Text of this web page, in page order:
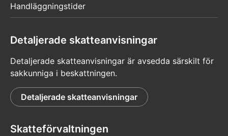
Handläggningstider
Detaljerade skatteanvisningar
Detaljerade skatteanvisningar är avsedda särskilt för
sakkunniga i beskattningen.
Detaljerade skatteanvisningar
Skatteförvaltningen